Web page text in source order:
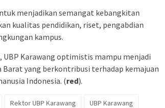
menjadikan semangat kebangkitan
kualitas pendidikan, riset, pengabdian
kampus.
Karawang optimistis mampu menjadi
yang berkontribusi terhadap kemajuan
Indonesia. (red).
Rektor UBP Karawang
UBP Karawang